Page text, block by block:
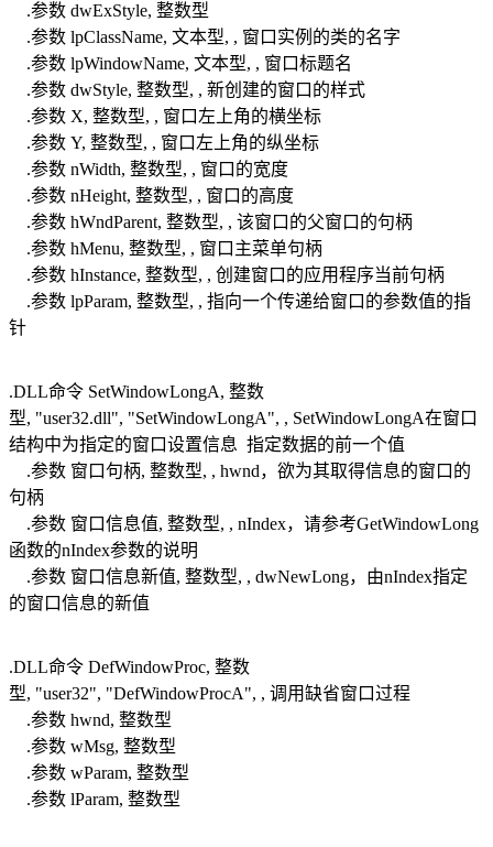
.参数 dwExStyle, 整数型
.参数 lpClassName, 文本型, , 窗口实例的类的名字
.参数 lpWindowName, 文本型, , 窗口标题名
.参数 dwStyle, 整数型, , 新创建的窗口的样式
.参数 X, 整数型, , 窗口左上角的横坐标
.参数 Y, 整数型, , 窗口左上角的纵坐标
.参数 nWidth, 整数型, , 窗口的宽度
.参数 nHeight, 整数型, , 窗口的高度
.参数 hWndParent, 整数型, , 该窗口的父窗口的句柄
.参数 hMenu, 整数型, , 窗口主菜单句柄
.参数 hInstance, 整数型, , 创建窗口的应用程序当前句柄
.参数 lpParam, 整数型, , 指向一个传递给窗口的参数值的指
针
.DLL命令 SetWindowLongA, 整数
型, "user32.dll", "SetWindowLongA", , SetWindowLongA在窗口
结构中为指定的窗口设置信息 指定数据的前一个值
.参数 窗口句柄, 整数型, , hwnd，欲为其取得信息的窗口的
句柄
.参数 窗口信息值, 整数型, , nIndex，请参考GetWindowLong
函数的nIndex参数的说明
.参数 窗口信息新值, 整数型, , dwNewLong，由nIndex指定
的窗口信息的新值
.DLL命令 DefWindowProc, 整数
型, "user32", "DefWindowProcA", , 调用缺省窗口过程
.参数 hwnd, 整数型
.参数 wMsg, 整数型
.参数 wParam, 整数型
.参数 lParam, 整数型